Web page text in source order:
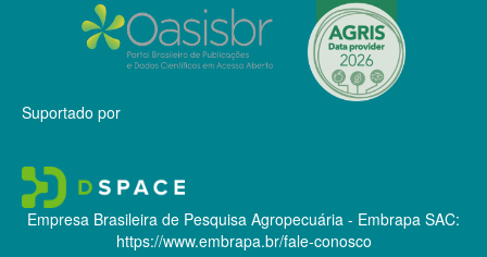
Suportado por
Empresa Brasileira de Pesquisa Agropecuária - Embrapa SAC:
https://www.embrapa.br/fale-conosco